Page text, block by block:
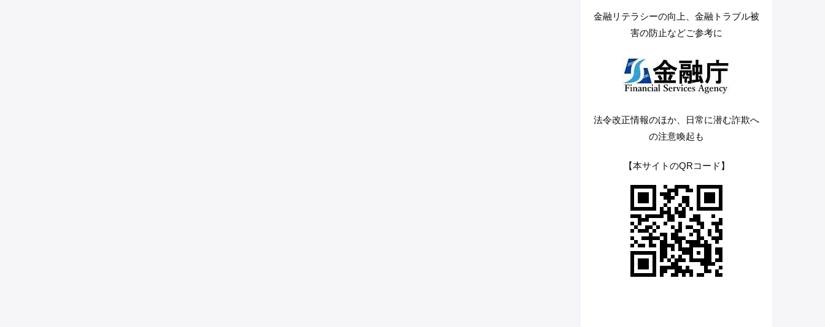
金融リテラシーの向上、金融トラブル被
害の防止などご参考に
法令改正情報のほか、日常に潜む詐欺へ
の注意喚起も
【本サイトのQRコード】